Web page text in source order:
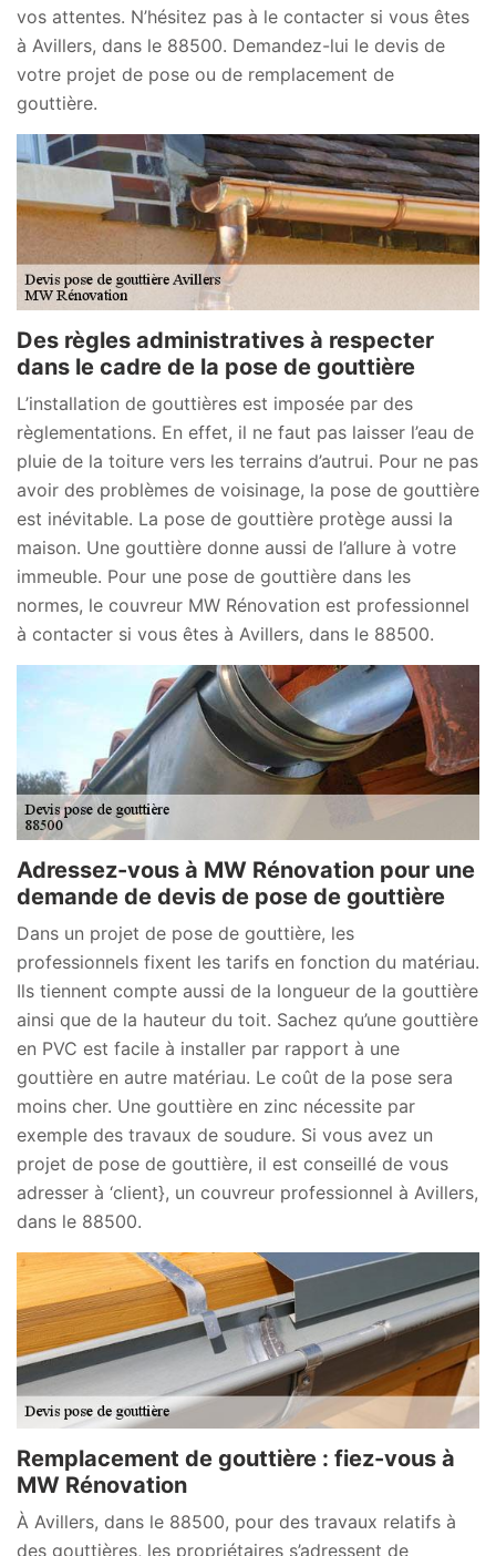
vos attentes. N’hésitez pas à le contacter si vous êtes
à Avillers, dans le 88500. Demandez-lui le devis de
votre projet de pose ou de remplacement de
gouttière.
Des règles administratives à respecter
dans le cadre de la pose de gouttière
L’installation de gouttières est imposée par des
règlementations. En effet, il ne faut pas laisser l’eau de
pluie de la toiture vers les terrains d’autrui. Pour ne pas
avoir des problèmes de voisinage, la pose de gouttière
est inévitable. La pose de gouttière protège aussi la
maison. Une gouttière donne aussi de l’allure à votre
immeuble. Pour une pose de gouttière dans les
normes, le couvreur MW Rénovation est professionnel
à contacter si vous êtes à Avillers, dans le 88500.
Adressez-vous à MW Rénovation pour une
demande de devis de pose de gouttière
Dans un projet de pose de gouttière, les
professionnels fixent les tarifs en fonction du matériau.
Ils tiennent compte aussi de la longueur de la gouttière
ainsi que de la hauteur du toit. Sachez qu’une gouttière
en PVC est facile à installer par rapport à une
gouttière en autre matériau. Le coût de la pose sera
moins cher. Une gouttière en zinc nécessite par
exemple des travaux de soudure. Si vous avez un
projet de pose de gouttière, il est conseillé de vous
adresser à ‘client}, un couvreur professionnel à Avillers,
dans le 88500.
Remplacement de gouttière : fiez-vous à
MW Rénovation
À Avillers, dans le 88500, pour des travaux relatifs à
des gouttières, les propriétaires s’adressent de